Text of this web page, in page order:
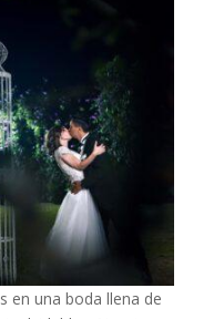
en una boda llena de